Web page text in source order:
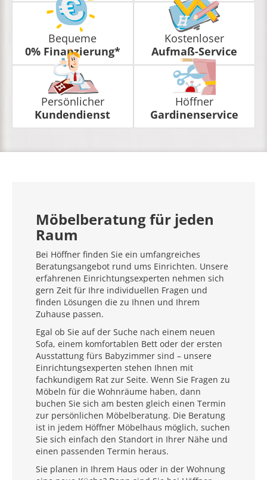
Bequeme
0% Finanzierung*
Kostenloser
Aufmaß-Service
Persönlicher
Kundendienst
Höffner
Gardinenservice
Möbelberatung für jeden
Raum
Bei Höffner finden Sie ein umfangreiches
Beratungsangebot rund ums Einrichten. Unsere
erfahrenen Einrichtungsexperten nehmen sich
gern Zeit für Ihre individuellen Fragen und
finden Lösungen die zu Ihnen und Ihrem
Zuhause passen.
Egal ob Sie auf der Suche nach einem neuen
Sofa, einem komfortablen Bett oder der ersten
Ausstattung fürs Babyzimmer sind – unsere
Einrichtungsexperten stehen Ihnen mit
fachkundigem Rat zur Seite. Wenn Sie Fragen zu
Möbeln für die Wohnräume haben, dann
buchen Sie sich am besten gleich einen Termin
zur persönlichen Möbelberatung. Die Beratung
ist in jedem Höffner Möbelhaus möglich, suchen
Sie sich einfach den Standort in Ihrer Nähe und
einen passenden Termin heraus.
Sie planen in Ihrem Haus oder in der Wohnung